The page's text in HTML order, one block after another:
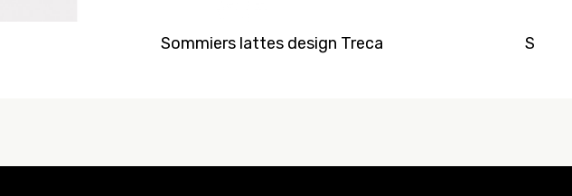
Sommiers lattes design Treca